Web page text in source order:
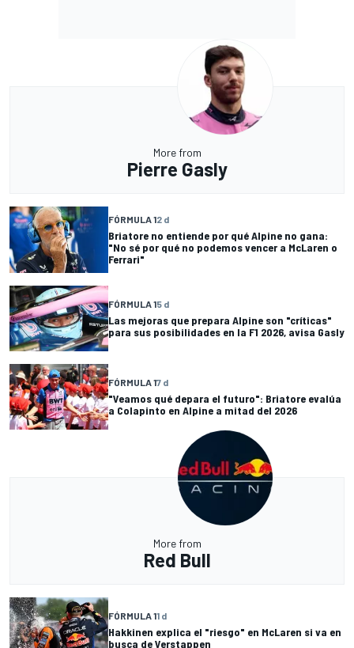
More from
Pierre Gasly
FÓRMULA 12 d
Briatore no entiende por qué Alpine no gana:
"No sé por qué no podemos vencer a McLaren o
Ferrari"
FÓRMULA 15 d
Las mejoras que prepara Alpine son "críticas"
para sus posibilidades en la F1 2026, avisa Gasly
FÓRMULA 17 d
"Veamos qué depara el futuro": Briatore evalúa
a Colapinto en Alpine a mitad del 2026
More from
Red Bull
FÓRMULA 11 d
Hakkinen explica el "riesgo" en McLaren si va en
busca de Verstappen